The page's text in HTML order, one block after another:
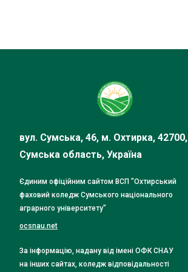
вул. Сумська, 46, м. Охтирка, 42700,
Сумська область, Україна
Єдиним офіційним сайтом ВСП "Охтирський
фаховий коледж Сумського національного
аграрного університету"
ocsnau.net
За інформацію, надану від імені ОФК СНАУ
на інших сайтах, коледж відповідальності